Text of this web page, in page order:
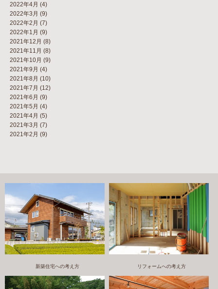
2022年4月 (4)
2022年3月 (9)
2022年2月 (7)
2022年1月 (9)
2021年12月 (8)
2021年11月 (8)
2021年10月 (9)
2021年9月 (4)
2021年8月 (10)
2021年7月 (12)
2021年6月 (9)
2021年5月 (4)
2021年4月 (5)
2021年3月 (7)
2021年2月 (9)
新築住宅への考え方 リフォームへの考え方